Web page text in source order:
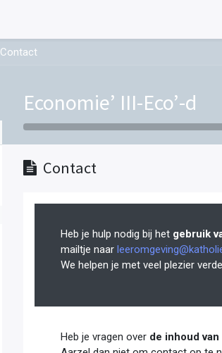
Contact
Economie’ III-Eco’-d
Contact
Heb je hulp nodig bij het gebruik
mailtje naar
We helpen je met veel plezier
Heb je vragen over de inhoud